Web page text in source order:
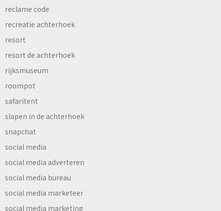
reclame code
recreatie achterhoek
resort
resort de achterhoek
rijksmuseum
roompot
safaritent
slapen in de achterhoek
snapchat
social media
social media adverteren
social media bureau
social media marketeer
social media marketing